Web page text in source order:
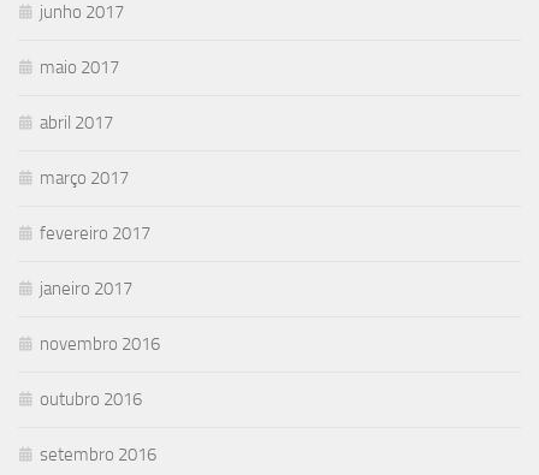
junho 2017
maio 2017
abril 2017
março 2017
fevereiro 2017
janeiro 2017
novembro 2016
outubro 2016
setembro 2016